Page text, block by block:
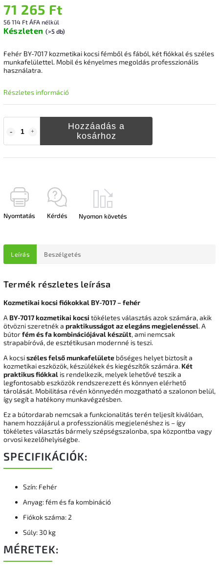
71 265 Ft
56 114 Ft ÁFA nélkül
Készleten (>5 db)
Hozzáadás a
kosárhoz
Fehér BY-7017 kozmetikai kocsi fémből és fából, két fiókkal és széles
munkafelülettel. Mobil és kényelmes megoldás professzionális
használatra.
Részletes információ
Nyomtatás Kérdés Nyomon követés
Leírás Beszélgetés
Termék részletes leírása
Kozmetikai kocsi fiókokkal BY-7017 – fehér
A BY-7017 kozmetikai kocsi tökéletes választás azok számára, akik
ötvözni szeretnék a praktikusságot az elegáns megjelenéssel. A
bútorfém és fa kombinációjával készült, ami nemcsak
strapabíróvá, de esztétikusan modernné is teszi.
A kocsiszéles felső munkafelülete bőséges helyet biztosít a
kozmetikai eszközök, készülékek és kiegészítők számára. Két
praktikus fiókkal is rendelkezik, melyek lehetővé teszik a
legfontosabb eszközök rendszerezett és könnyen elérhető
tárolását. Mobilitása révén könnyedén mozgatható a szalonon belül,
így segít a hatékony munkavégzésben.
Ez a bútordarab nemcsak a funkcionalitás terén teljesít kiválóan,
hanem hozzájárul a professzionális megjelenéshez is – így
tökéletes választás bármely szépségszalonba, spa központba vagy
orvosi kezelőhelyiségbe.
SPECIFIKÁCIÓK:
Szín: Fehér
Anyag: fém és fa kombináció
Fiókok száma: 2
Súly: 30 kg
MÉRETEK: